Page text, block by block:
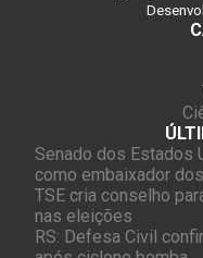
Senado dos Estados
como embaixador
TSE cria conselho
nas eleições
RS: Defesa Civil